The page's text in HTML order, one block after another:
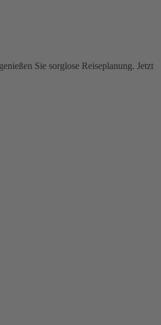
Sie sorglose Reiseplanung. Jetzt